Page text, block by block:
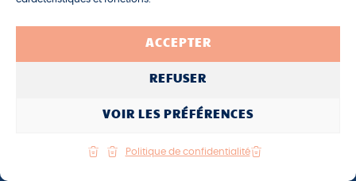
ACCEPTER
REFUSER
VOIR LES PRÉFÉRENCES
Politique de confidentialité